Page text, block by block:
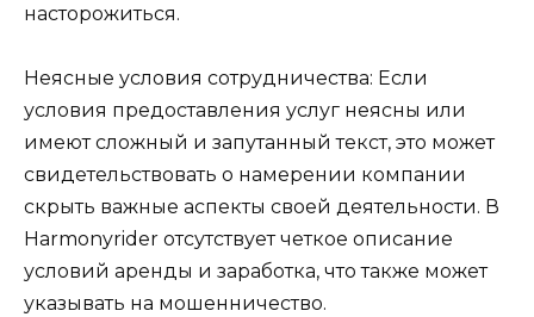
насторожиться.
Неясные условия сотрудничества: Если
условия предоставления услуг неясны или
имеют сложный и запутанный текст, это может
свидетельствовать о намерении компании
скрыть важные аспекты своей деятельности. В
Harmonyrider отсутствует четкое описание
условий аренды и заработка, что также может
указывать на мошенничество.